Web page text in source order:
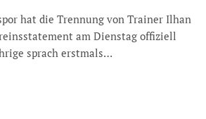
hat die Trennung von Trainer Ilhan
am Dienstag offiziell
sprach erstmals…